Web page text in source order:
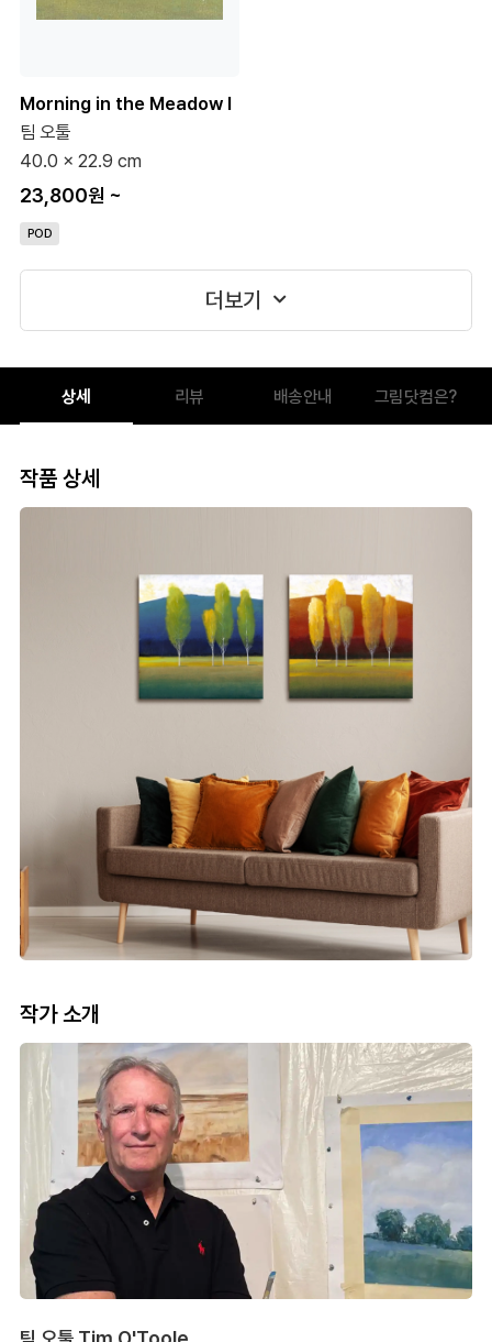
Morning in the Meadow I
팀 오툴
40.0 x 22.9 cm
23,800원 ~
POD
더보기
상세 리뷰 배송안내 그림닷컴은?
작품 상세
작가 소개